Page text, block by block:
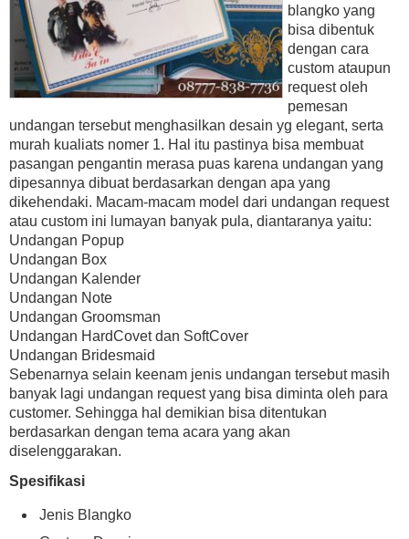
blangko yang
bisa dibentuk
dengan cara
custom ataupun
request oleh
pemesan
undangan tersebut menghasilkan desain yg elegant, serta
murah kualiats nomer 1. Hal itu pastinya bisa membuat
pasangan pengantin merasa puas karena undangan yang
dipesannya dibuat berdasarkan dengan apa yang
dikehendaki. Macam-macam model dari undangan request
atau custom ini lumayan banyak pula, diantaranya yaitu:
Undangan Popup
Undangan Box
Undangan Kalender
Undangan Note
Undangan Groomsman
Undangan HardCovet dan SoftCover
Undangan Bridesmaid
Sebenarnya selain keenam jenis undangan tersebut masih
banyak lagi undangan request yang bisa diminta oleh para
customer. Sehingga hal demikian bisa ditentukan
berdasarkan dengan tema acara yang akan
diselenggarakan.
Spesifikasi
Jenis Blangko